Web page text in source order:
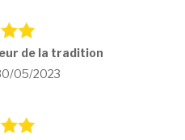
de la tradition
05/2023